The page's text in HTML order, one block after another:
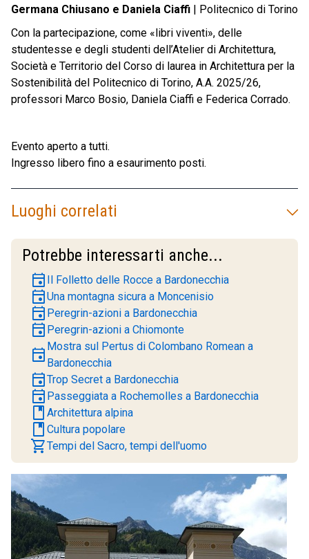
Germana Chiusano e Daniela Ciaffi | Politecnico di Torino
Con la partecipazione, come «libri viventi», delle
studentesse e degli studenti dell’Atelier di Architettura,
Società e Territorio del Corso di laurea in Architettura per la
Sostenibilità del Politecnico di Torino, A.A. 2025/26,
professori Marco Bosio, Daniela Ciaffi e Federica Corrado.
Evento aperto a tutti.
Ingresso libero fino a esaurimento posti.
Luoghi correlati
Potrebbe interessarti anche...
event Il Folletto delle Rocce a Bardonecchia
eventUna montagna sicura a Moncenisio
event Peregrin-azioni a Bardonecchia
event Peregrin-azioni a Chiomonte
event Mostra sul Pertus di Colombano Romean a
Bardonecchia
eventTrop Secret a Bardonecchia
event Passeggiata a Rochemolles a Bardonecchia
book Architettura alpina
book Cultura popolare
shopping_cartTempi del Sacro, tempi dell'uomo